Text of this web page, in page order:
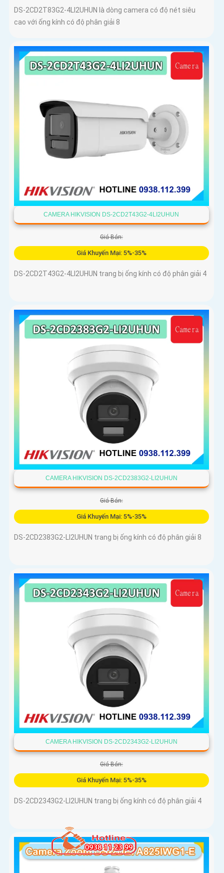
DS-2CD2T83G2-4LI2UHUN là dòng camera có độ nét siêu
cao với ống kính có độ phân giải 8
CAMERA HIKVISION DS-2CD2T43G2-4LI2UHUN
Giá Bán:
Giá Khuyến Mại: 5%-35%
DS-2CD2T43G2-4LI2UHUN trang bị ống kính có độ phân giải 4
CAMERA HIKVISION DS-2CD2383G2-LI2UHUN
Giá Bán:
Giá Khuyến Mại: 5%-35%
DS-2CD2383G2-LI2UHUN trang bị ống kính có độ phân giải 8
CAMERA HIKVISION DS-2CD2343G2-LI2UHUN
Giá Bán:
Giá Khuyến Mại: 5%-35%
DS-2CD2343G2-LI2UHUN trang bị ống kính có độ phân giải 4